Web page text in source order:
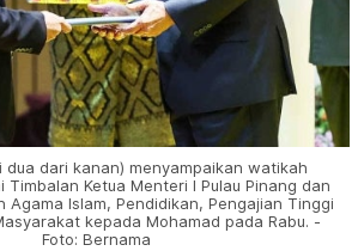
dua dari kanan) menyampaikan watikah
Timbalan Ketua Menteri I Pulau Pinang dan
Agama Islam, Pendidikan, Pengajian Tinggi
kepada Mohamad pada Rabu. -
Foto: Bernama